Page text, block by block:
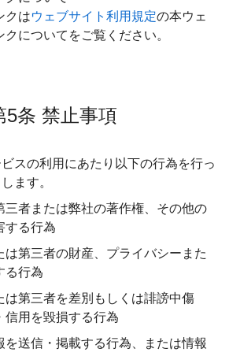
クはウェブサイト利用規定の本ウェ
についてをご覧ください。
5条 禁止事項
スの利用にあたり以下の行為を行っ
ます。
三者または弊社の著作権、その他の
する行為
は第三者の財産、プライバシーまた
る行為
は第三者を差別もしくは誹謗中傷
信用を毀損する行為
を送信・掲載する行為、または情報